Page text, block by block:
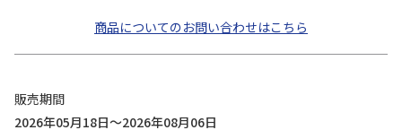
商品についてのお問い合わせはこちら
販売期間
2026年05月18日～2026年08月06日